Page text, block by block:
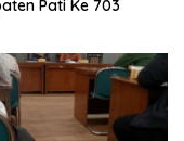
Pati Ke 703